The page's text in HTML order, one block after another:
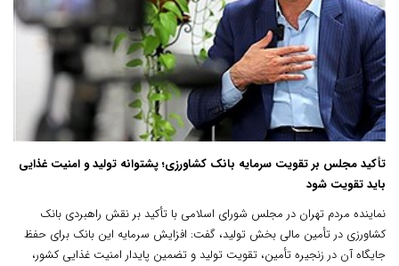
تأکید مجلس بر تقویت سرمایه بانک کشاورزی؛ پشتوانه تولید و امنیت غذایی
باید تقویت شود
نماینده مردم تهران در مجلس شورای اسلامی با تأکید بر نقش راهبردی بانک
کشاورزی در تأمین مالی بخش تولید، گفت: افزایش سرمایه این بانک برای حفظ
جایگاه آن در زنجیره تأمین، تقویت تولید و تضمین پایدار امنیت غذایی کشور،